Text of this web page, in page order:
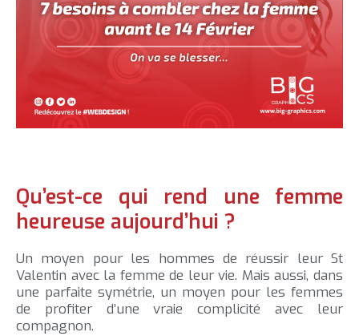
Qu’est-ce qui rend une femme
heureuse aujourd’hui ?
Un moyen pour les hommes de réussir leur St
Valentin avec la femme de leur vie. Mais aussi, dans
une parfaite symétrie, un moyen pour les femmes
de profiter d’une vraie complicité avec leur
compagnon.